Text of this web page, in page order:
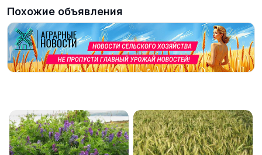
Похожие объявления